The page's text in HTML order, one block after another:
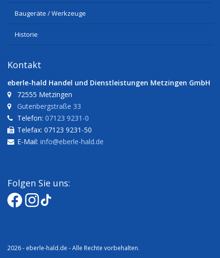
Baugeräte / Werkzeuge
Historie
Kontakt
eberle-hald Handel und Dienstleistungen Metzingen GmbH
72555 Metzingen
Gutenbergstraße 33
Telefon: 07123 9231-0
Telefax: 07123 9231-50
E-Mail: info@eberle-hald.de
Folgen Sie uns:
2026 - eberle-hald.de - Alle Rechte vorbehalten.